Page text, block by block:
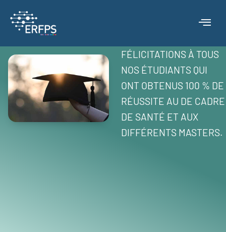
FÉLICITATIONS À TOUS
NOS ÉTUDIANTS QUI
ONT OBTENUS 100 % DE
RÉUSSITE AU DE CADRE
DE SANTÉ ET AUX
DIFFÉRENTS MASTERS.